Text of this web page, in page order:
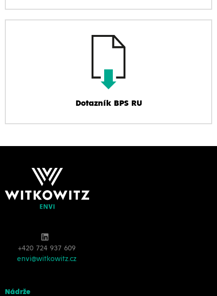
Dotazník BPS RU
+420 724 937 609
envi@witkowitz.cz
Nádrže